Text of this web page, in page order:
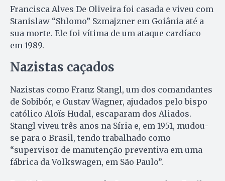
Francisca Alves De Oliveira foi casada e viveu com
Stanislaw “Shlomo” Szmajzner em Goiânia até a
sua morte. Ele foi vítima de um ataque cardíaco
em 1989.
Nazistas caçados
Nazistas como Franz Stangl, um dos comandantes
de Sobibór, e Gustav Wagner, ajudados pelo bispo
católico Aloïs Hudal, escaparam dos Aliados.
Stangl viveu três anos na Síria e, em 1951, mudou-
se para o Brasil, tendo trabalhado como
“supervisor de manutenção preventiva em uma
fábrica da Volkswagen, em São Paulo”.